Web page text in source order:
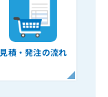
見積・発注の流れ